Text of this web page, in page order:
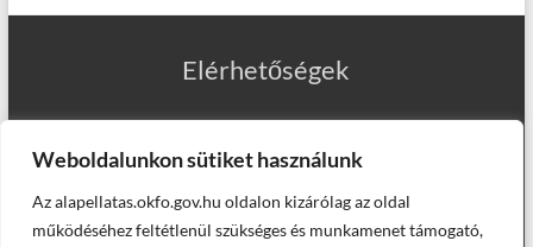
Weboldalunkon sütiket használunk
Az alapellatas.okfo.gov.hu oldalon kizárólag az oldal
működéséhez feltétlenül szükséges és munkamenet támogató,
Elérhetőségek
Munkatársaink